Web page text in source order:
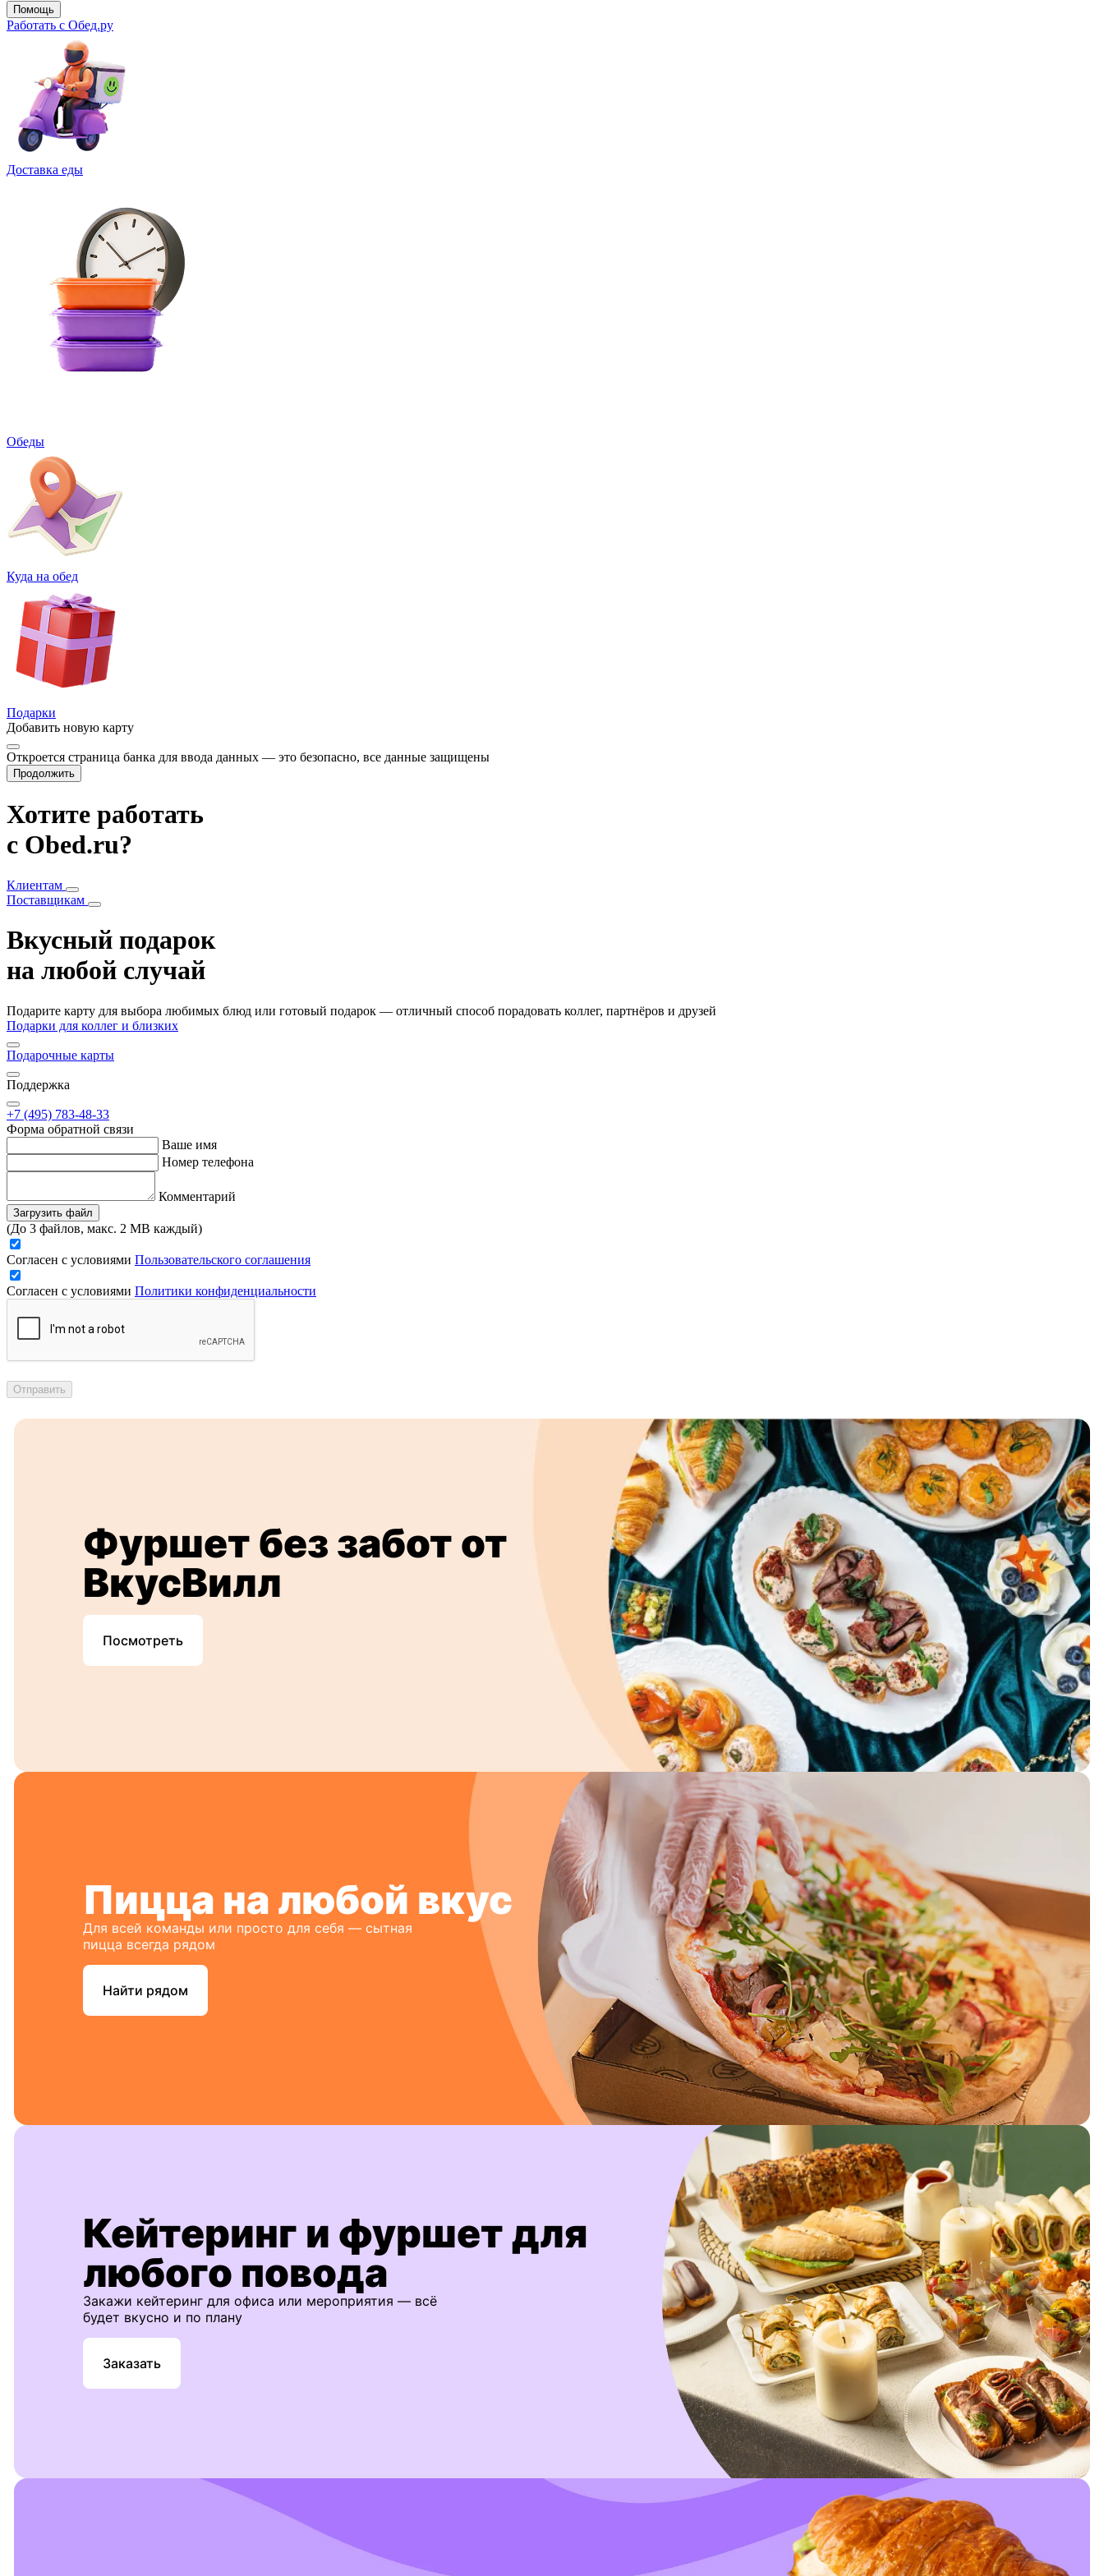
Помощь
Работать с Обед.ру
Доставка еды
Обеды
Куда на обед
Подарки
Добавить новую карту
Откроется страница банка для ввода данных — это безопасно, все данные защищены
Продолжить
Хотите работать
с Obed.ru?
Клиентам
Поставщикам
Вкусный подарок
на любой случай
Подарите карту для выбора любимых блюд или готовый подарок — отличный способ порадовать коллег, партнёров и друзей
Подарки для коллег и близких
Подарочные карты
Поддержка
+7 (495) 783-48-33
Форма обратной связи
Ваше имя
Номер телефона
Комментарий
Загрузить файл
(До 3 файлов, макс. 2 MB каждый)
Согласен с условиями Пользовательского соглашения
Согласен с условиями Политики конфиденциальности
Отправить
Фуршет без забот от
ВкусВилл
Посмотреть
Пицца на любой вкус
Для всей команды или просто для себя — сытная
пицца всегда рядом
Найти рядом
Кейтеринг и фуршет для
любого повода
Закажи кейтеринг для офиса или мероприятия — всё
будет вкусно и по плану
Заказать